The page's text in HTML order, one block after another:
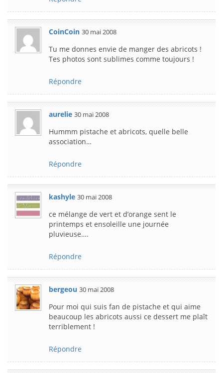
CoinCoin 30 mai 2008
Tu me donnes envie de manger des abricots !
Tes photos sont sublimes comme toujours !
Répondre
aurelie 30 mai 2008
Hummm pistache et abricots, quelle belle
association…
Répondre
kashyle 30 mai 2008
ce mélange de vert et d’orange sent le
printemps et ensoleille une journée
pluvieuse….
Répondre
bergeou 30 mai 2008
Pour moi qui suis fan de pistache et qui aime
beaucoup les abricots aussi ce dessert me plaît
terriblement !
Répondre